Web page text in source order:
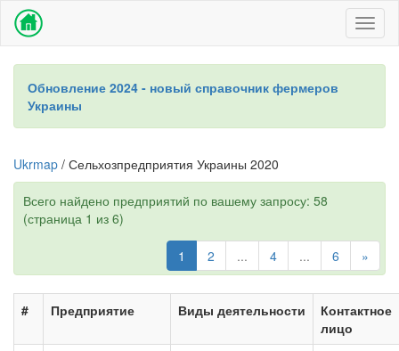
Обновление 2024 - новый справочник фермеров
Украины
Ukrmap / Сельхозпредприятия Украины 2020
Всего найдено предприятий по вашему запросу: 58
(страница 1 из 6)
1 2 ... 4 ... 6 »
# Предприятие Виды деятельности
Контактное
лицо